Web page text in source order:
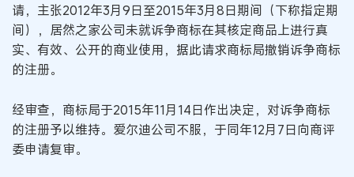
请，主张2012年3月9日至2015年3月8日期间（下称指定期
间），居然之家公司未就诉争商标在其核定商品上进行真
实、有效、公开的商业使用，据此请求商标局撤销诉争商标
的注册。
经审查，商标局于2015年11月14日作出决定，对诉争商标
的注册予以维持。爱尔迪公司不服，于同年12月7日向商评
委申请复审。